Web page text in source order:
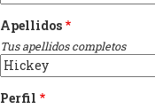
Apellidos
Tus apellidos completos
Perfil